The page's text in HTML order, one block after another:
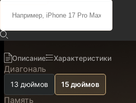
158 700 ₽ 134 900 ₽
Описание
Характеристики
Диагональ
13 дюймов 15 дюймов
Память